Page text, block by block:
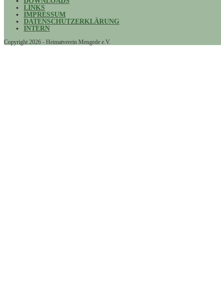
LINKS
IMPRESSUM
DATENSCHUTZERKLÄRUNG
INTERN
Copyright 2026 - Heimatverein Mengede e.V.